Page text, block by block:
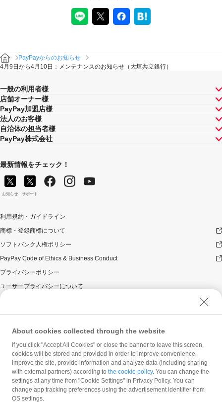
PayPayからのお知らせ
4月9日から4月10日：メンテナンスのお知らせ（大垣共立銀行）
一般の利用者様
店舗オーナー様
PayPay加盟店様
法人のお客様
自治体の担当者様
PayPay株式会社
最新情報をチェック！
お知らせ サポート
利用規約・ガイドライン
商標・登録商標について
ソフトバンク人権ポリシー
PayPay Code of Ethics & Business Conduct
プライバシーポリシー
ユーザープライバシーについて
ウェブサイト利用規約
反社会的勢力に対する方針
勧誘方針
マネロン等基本方針
カスタマーハラスメントに関する当社の考え方
About cookies collected through the website
If you click "Accept All Cookies" or close the banner to leave this screen,
cookies will be stored and provided in order to improve convenience,
improve the site, provide information and analyze data (including sharing
with external partners) according to the cookie policy. You can change the
settings at any time from "Cookie Settings" in Privacy Policy. You can
change app tracking preferences using the advertisement identifier from
OS settings.